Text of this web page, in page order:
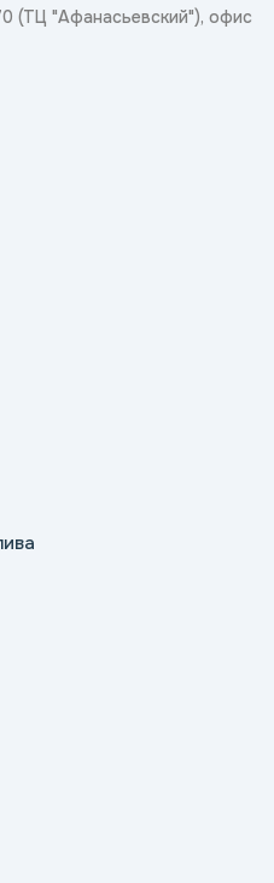
(ТЦ "Афанасьевский"), офис